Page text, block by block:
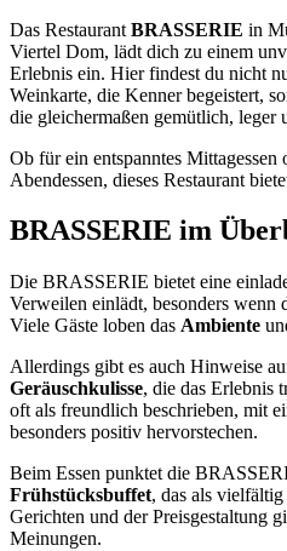
Das Restaurant BRASSERIE in
Viertel Dom, lädt dich zu einem
Erlebnis ein. Hier findest du nicht
Weinkarte, die Kenner begeistert,
die gleichermaßen gemütlich, leger
Ob für ein entspanntes Mittagessen
Abendessen, dieses Restaurant
BRASSERIE im
Die BRASSERIE bietet eine
Verweilen einlädt, besonders wenn
Viele Gäste loben das Ambiente
Allerdings gibt es auch Hinweise
Geräuschkulisse, die das Erlebnis
oft als freundlich beschrieben, mit
besonders positiv hervorstechen.
Beim Essen punktet die
Frühstücksbuffet, das als
Gerichten und der Preisgestaltung
Meinungen.